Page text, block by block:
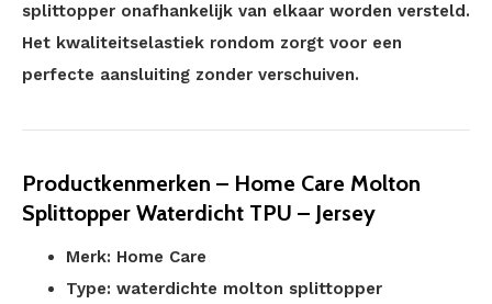
splittopper onafhankelijk van elkaar worden versteld.
Het kwaliteitselastiek rondom zorgt voor een
perfecte aansluiting zonder verschuiven.
Productkenmerken – Home Care Molton
Splittopper Waterdicht TPU – Jersey
Merk: Home Care
Type: waterdichte molton splittopper